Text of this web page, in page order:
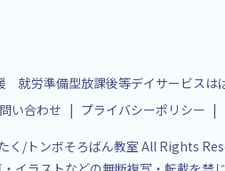
就労準備型放課後等デイサービスは
い合わせ プライバシーポリシー
/トンボそろばん教室 All Rights